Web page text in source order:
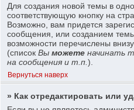
Для создания новой темы в
соответствующую кнопку на
Возможно, вам придется
сообщения, или созданием
возможности перечислены
(списокВыможете начинать
на сообщения и т.п.).
Вернуться наверх
» Как отредактировать или